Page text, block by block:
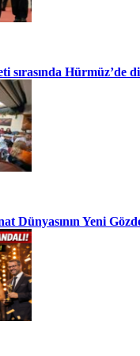
sırasında Hürmüz’de
Dünyasının Yeni